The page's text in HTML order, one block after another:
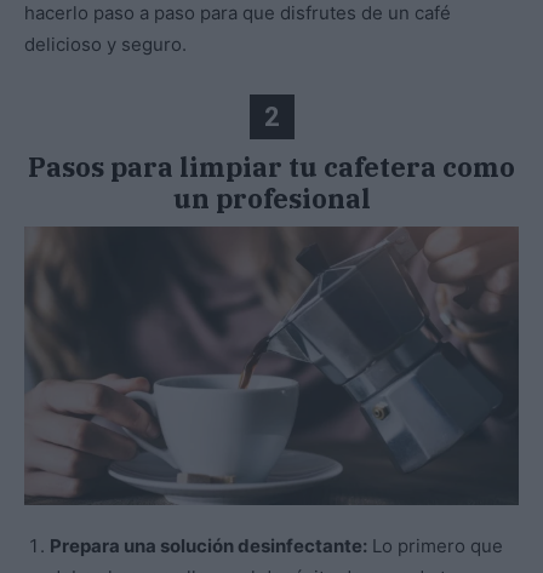
hacerlo paso a paso para que disfrutes de un café
delicioso y seguro.
2
Pasos para limpiar tu cafetera como
un profesional
Prepara una solución desinfectante: Lo primero que